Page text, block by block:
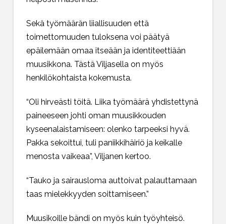
Sekä työmäärän liiallisuuden että
toimettomuuden tuloksena voi päätyä
epäilemään omaa itseään ja identiteettiään
muusikkona. Tästä Viljasella on myös
henkilökohtaista kokemusta.
“Oli hirveästi töitä. Liika työmäärä yhdistettynä
paineeseen johti oman muusikkouden
kyseenalaistamiseen: olenko tarpeeksi hyvä.
Pakka sekoittui, tuli paniikkihäiriö ja keikalle
menosta vaikeaa”, Viljanen kertoo.
“Tauko ja sairausloma auttoivat palauttamaan
taas mielekkyyden soittamiseen.”
Muusikoille bändi on myös kuin työyhteisö.